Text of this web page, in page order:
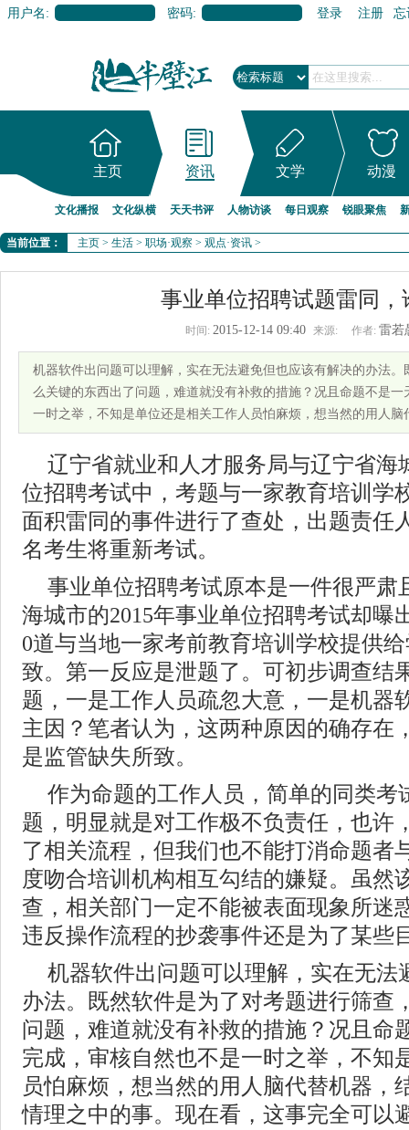
用户名: 密码: 登录 注册 忘
主页 资讯 文学 动漫
文化播报 文化纵横 天天书评 人物访谈 每日观察 锐眼聚焦
当前位置： 主页 > 生活 > 职场·观察 > 观点·资讯 >
事业单位招聘试题雷同，
时间: 2015-12-14 09:40 来源: 作者: 雷
机器软件出问题可以理解，实在无法避免但也应该有解决的办法
么关键的东西出了问题，难道就没有补救的措施？况且命题不是
一时之举，不知是单位还是相关工作人员怕麻烦，想当然的用人脑
辽宁省就业和人才服务局与辽宁省海
位招聘考试中，考题与一家教育培训学
面积雷同的事件进行了查处，出题责任
名考生将重新考试。
事业单位招聘考试原本是一件很严肃
海城市的2015年事业单位招聘考试却曝
0道与当地一家考前教育培训学校提供
致。第一反应是泄题了。可初步调查结
题，一是工作人员疏忽大意，一是机器
主因？笔者认为，这两种原因的确存在
是监管缺失所致。
作为命题的工作人员，简单的同类考
题，明显就是对工作极不负责任，也许
了相关流程，但我们也不能打消命题者
度吻合培训机构相互勾结的嫌疑。虽然
查，相关部门一定不能被表面现象所迷
违反操作流程的抄袭事件还是为了某些
机器软件出问题可以理解，实在无法
办法。既然软件是为了对考题进行筛查
问题，难道就没有补救的措施？况且命
完成，审核自然也不是一时之举，不知
员怕麻烦，想当然的用人脑代替机器，
情理之中的事。现在看，这事完全可以